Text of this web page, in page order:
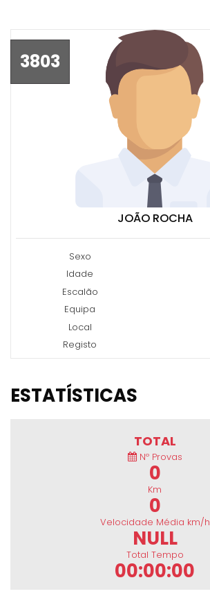
3803
JOÃO ROCHA
Sexo
Idade
Escalão
Equipa
Local
Registo
ESTATÍSTICAS
TOTAL
Nº Provas
0
Km
0
Velocidade Média km/h
NULL
Total Tempo
00:00:00